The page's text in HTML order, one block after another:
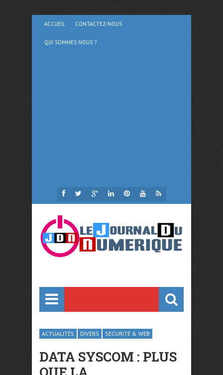
ACCUEIL CONTACTEZ-NOUS
QUI SOMMES NOUS ?
ACTUALITÉS DIVERS SECURITÉ & WEB
DATA SYSCOM : PLUS